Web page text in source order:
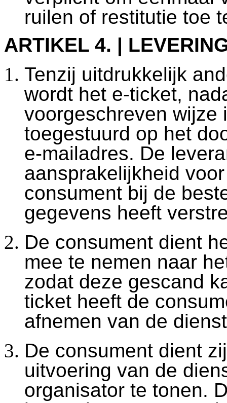
ruilen of restitutie toe
ARTIKEL 4. |
Tenzij uitdrukkelijk
wordt het e-ticket,
voorgeschreven wijze
toegestuurd op het
e-mailadres. De
aansprakelijkheid
consument bij de
gegevens heeft
De consument dient
mee te nemen naar
zodat deze gescand
ticket heeft de
afnemen van de
De consument dient
uitvoering van de
organisator te tonen.